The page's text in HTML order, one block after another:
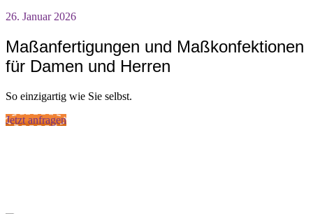
26. Januar 2026
Maßanfertigungen und Maßkonfektionen
für Damen und Herren
So einzigartig wie Sie selbst.
Jetzt anfragen